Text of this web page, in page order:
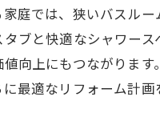
庭では、狭いバスルー
ブと快適なシャワース
向上にもつながります
最適なリフォーム計